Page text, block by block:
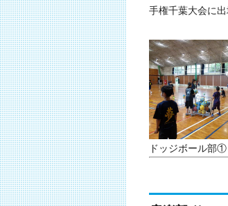
手権千葉大会に
ドッジボール部①